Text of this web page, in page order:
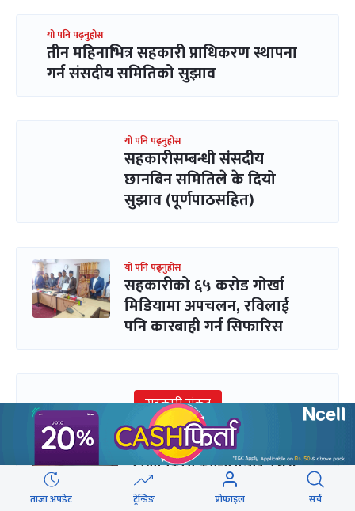
यो पनि पढ्नुहोस
तीन महिनाभित्र सहकारी प्राधिकरण स्थापना
गर्न संसदीय समितिको सुझाव
यो पनि पढ्नुहोस
सहकारीसम्बन्धी संसदीय
छानबिन समितिले के दियो
सुझाव (पूर्णपाठसहित)
यो पनि पढ्नुहोस
सहकारीको ६५ करोड गोर्खा
मिडियामा अपचलन, रविलाई
पनि कारबाही गर्न सिफारिस
सहकारी संकट
सहकारी हिनामिना लुकाउन
नियमनकारी कर्मचारीलाई नै घुस
ताजा अपडेट ट्रेन्डिङ प्रोफाइल सर्च